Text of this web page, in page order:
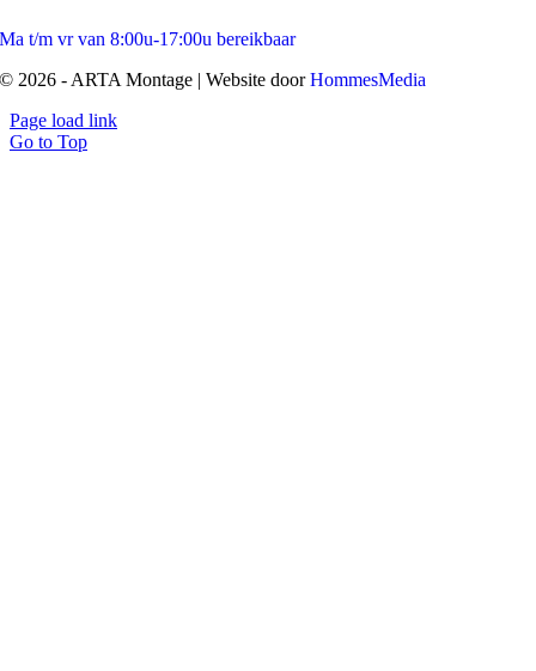
Ma t/m vr van 8:00u-17:00u bereikbaar
© 2026 - ARTA Montage | Website doorHommesMedia
Page load link
Go to Top